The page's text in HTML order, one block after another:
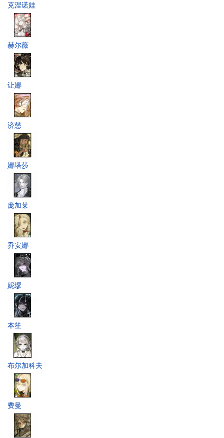
克涅诺娃
赫尔薇
让娜
济慈
娜塔莎
庞加莱
乔安娜
妮缪
本笙
布尔加科夫
费曼